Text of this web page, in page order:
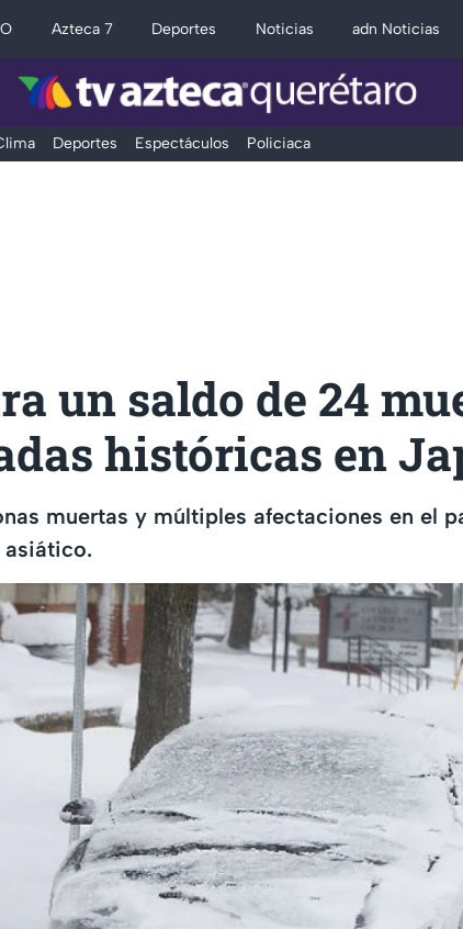
Azteca 7 Deportes Noticias adn Noticias
Deportes Espectáculos Policiaca
un saldo de 24
históricas en
muertas y múltiples afectaciones en el
asiático.